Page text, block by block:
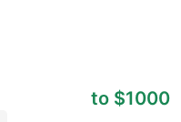
to $1000